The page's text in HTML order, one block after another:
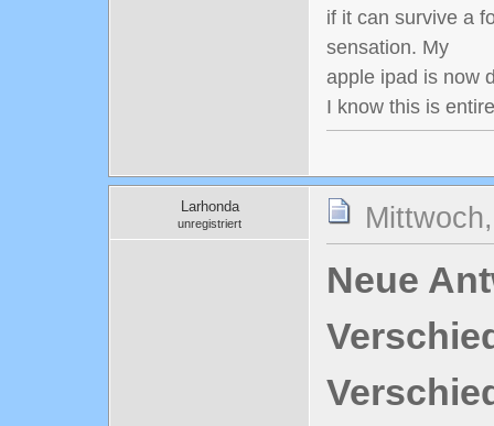
if it can survive a
sensation. My
apple ipad is now
I know this is
Larhonda
unregistriert
Neue